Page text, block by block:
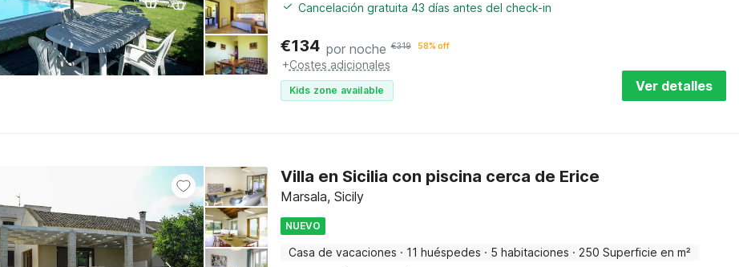
Cancelación gratuita 43 días antes del check-in
€134 por noche €319 58% off
+Costes adicionales
Kids zone available Ver detalles
Villa en Sicilia con piscina cerca de Erice
Marsala, Sicily
NUEVO
Casa de vacaciones · 11 huéspedes · 5 habitaciones · 250 Superficie en m²